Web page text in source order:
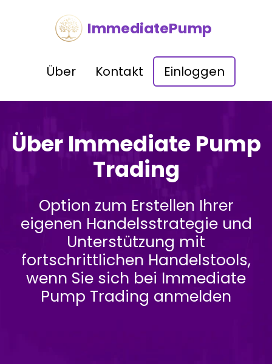
ImmediatePump
Über Kontakt Einloggen
Über Immediate Pump
Trading
Option zum Erstellen Ihrer
eigenen Handelsstrategie und
Unterstützung mit
fortschrittlichen Handelstools,
wenn Sie sich bei Immediate
Pump Trading anmelden